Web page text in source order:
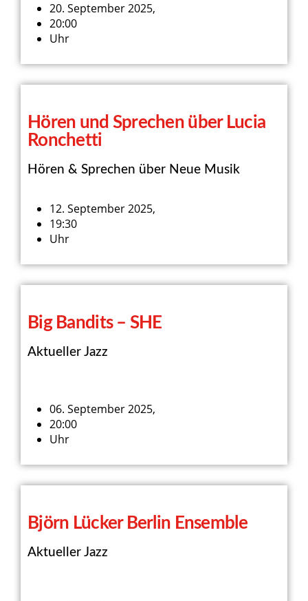
20. September 2025,
20:00
Uhr
Hören und Sprechen über Lucia
Ronchetti
Hören & Sprechen über Neue Musik
12. September 2025,
19:30
Uhr
Big Bandits – SHE
Aktueller Jazz
06. September 2025,
20:00
Uhr
Björn Lücker Berlin Ensemble
Aktueller Jazz